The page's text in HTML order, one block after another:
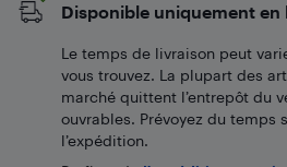
Disponible uniquement en
Le temps de livraison peut
vous trouvez. La plupart des
marché quittent l’entrepôt du
ouvrables. Prévoyez du temps
l’expédition.